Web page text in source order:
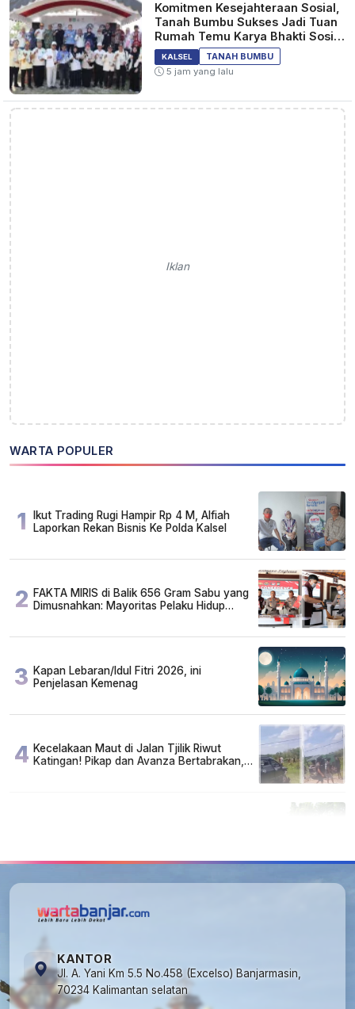
Komitmen Kesejahteraan Sosial,
Tanah Bumbu Sukses Jadi Tuan
Rumah Temu Karya Bhakti Sosial
PSM Ke-23
KALSEL
TANAH BUMBU
5 jam yang lalu
Iklan
WARTA POPULER
1
Ikut Trading Rugi Hampir Rp 4 M, Alfiah
Laporkan Rekan Bisnis Ke Polda Kalsel
2 FAKTA MIRIS di Balik 656 Gram Sabu yang
Dimusnahkan: Mayoritas Pelaku Hidup
3 Kapan Lebaran/Idul Fitri 2026, ini
Penjelasan Kemenag
4 Kecelakaan Maut di Jalan Tjilik Riwut
Katingan! Pikap dan Avanza Bertabrakan,
KANTOR
Jl. A. Yani Km 5.5 No.458 (Excelso) Banjarmasin,
70234 Kalimantan selatan